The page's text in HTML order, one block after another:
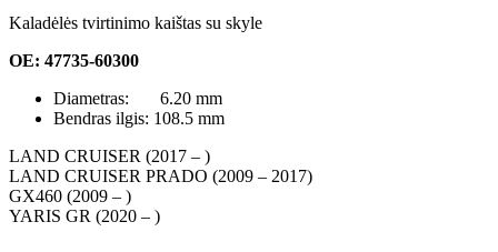
Kaladėlės tvirtinimo kaištas su skyle
OE: 47735-60300
Diametras: 6.20 mm
Bendras ilgis: 108.5 mm
LAND CRUISER (2017 – )
LAND CRUISER PRADO (2009 – 2017)
GX460 (2009 – )
YARIS GR (2020 – )